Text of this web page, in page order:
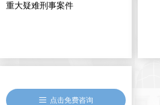
重大疑难刑事案件
끀 点击免费咨询